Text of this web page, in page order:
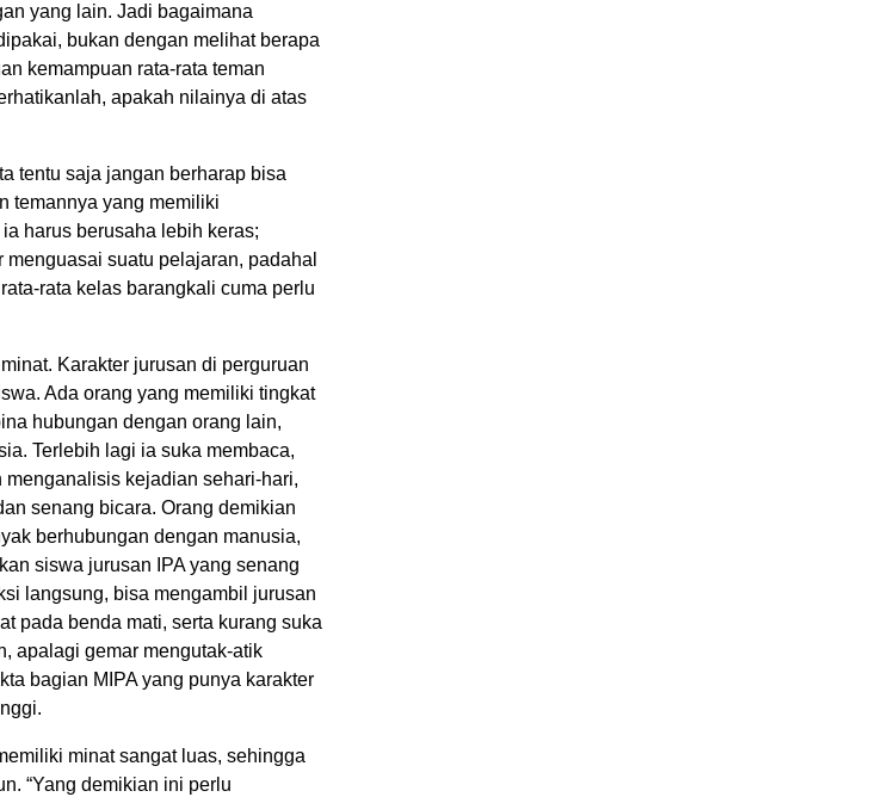
yang lain. Jadi bagaimana
bukan dengan melihat berapa
kemampuan rata-rata teman
apakah nilainya di atas
tentu saja jangan berharap bisa
temannya yang memiliki
harus berusaha lebih keras;
suatu pelajaran, padahal
rata kelas barangkali cuma perlu
Karakter jurusan di perguruan
Ada orang yang memiliki tingkat
hubungan dengan orang lain,
Terlebih lagi ia suka membaca,
kejadian sehari-hari,
senang bicara. Orang demikian
berhubungan dengan manusia,
siswa jurusan IPA yang senang
langsung, bisa mengambil jurusan
pada benda mati, serta kurang suka
apalagi gemar mengutak-atik
bagian MIPA yang punya karakter
minat sangat luas, sehingga
“Yang demikian ini perlu